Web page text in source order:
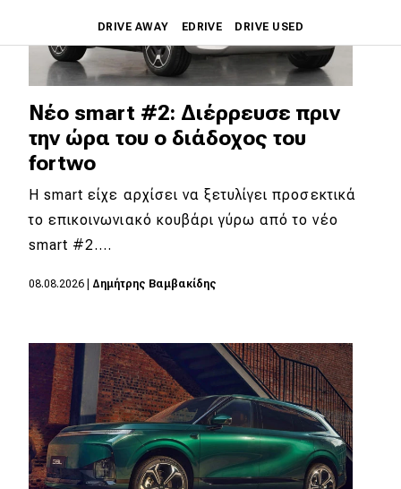
DRIVE AWAY EDRIVE DRIVE USED
Main navigation
Επικαιρότητα
Νέα μοντέλα
Πρωτότυπα
Ελλάδα
Κόσμος
Απόψεις
Test Drive
Δοκιμή
Νέο smart #2: Διέρρευσε πριν
την ώρα του ο διάδοχος του
fortwo
Η smart είχε αρχίσει να ξετυλίγει προσεκτικά
το επικοινωνιακό κουβάρι γύρω από το νέο
smart #2.…
08.08.2026 Δημήτρης Βαμβακίδης